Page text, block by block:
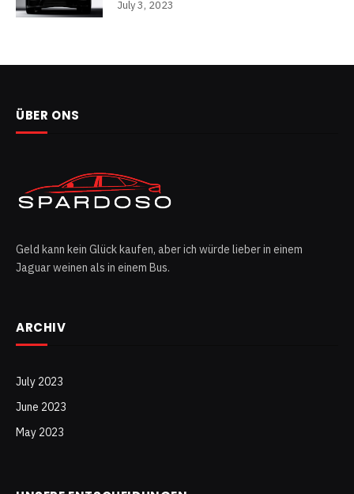
July 3, 2023
ÜBER ONS
Geld kann kein Glück kaufen, aber ich würde lieber in einem
Jaguar weinen als in einem Bus.
ARCHIV
July 2023
June 2023
May 2023